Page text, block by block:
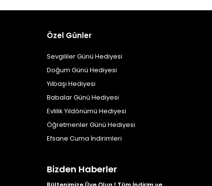
Özel Günler
Sevgililer Günü Hediyesi
Doğum Günü Hediyesi
Yılbaşı Hediyesi
Babalar Günü Hediyesi
Evlilik Yıldönümü Hediyesi
Öğretmenler Günü Hediyesi
Efsane Cuma İndirimleri
Bizden Haberler